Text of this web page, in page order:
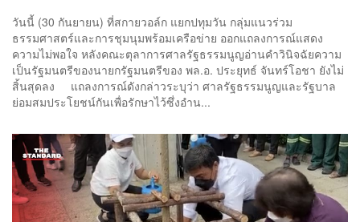
วันนี้ (30 กันยายน) ที่สกายวอล์ก แยกปทุมวัน กลุ่มแนวร่วม
ธรรมศาสตร์และการชุมนุมพร้อมเครือข่าย ออกแถลงการณ์แสดง
ความไม่พอใจ หลังคณะตุลาการศาลรัฐธรรมนูญอ่านคำวินิจฉัยความ
เป็นรัฐมนตรีของนายกรัฐมนตรีของ พล.อ. ประยุทธ์ จันทร์โอชา ยังไม่
สิ้นสุดลง แถลงการณ์ดังกล่าวระบุว่า ศาลรัฐธรรมนูญและรัฐบาล
ย่อมสมประโยชน์กันเพื่อรักษาไว้ซึ่งอำน...